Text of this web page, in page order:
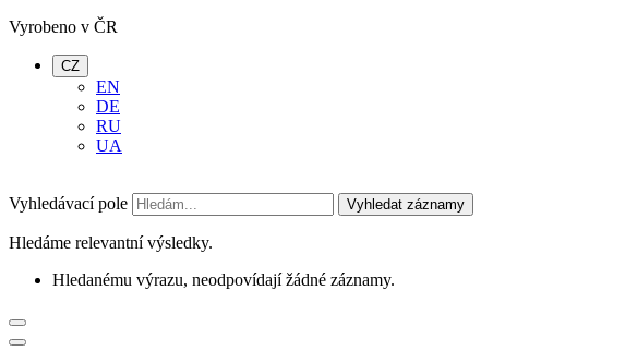
Vyrobeno v ČR
CZ
EN
DE
RU
UA
Vyhledávací pole Vyhledat záznamy
Hledáme relevantní výsledky.
Hledanému výrazu, neodpovídají žádné záznamy.